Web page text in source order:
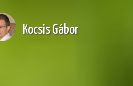
Kocsis Gábor